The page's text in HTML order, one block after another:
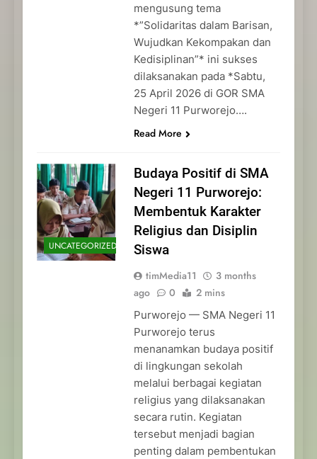
mengusung tema
*”Solidaritas dalam Barisan,
Wujudkan Kekompakan dan
Kedisiplinan”* ini sukses
dilaksanakan pada *Sabtu,
25 April 2026 di GOR SMA
Negeri 11 Purworejo….
Read More
UNCATEGORIZED
Budaya Positif di SMA
Negeri 11 Purworejo:
Membentuk Karakter
Religius dan Disiplin
Siswa
timMedia11
3 months
ago
0 2 mins
Purworejo — SMA Negeri 11
Purworejo terus
menanamkan budaya positif
di lingkungan sekolah
melalui berbagai kegiatan
religius yang dilaksanakan
secara rutin. Kegiatan
tersebut menjadi bagian
penting dalam pembentukan